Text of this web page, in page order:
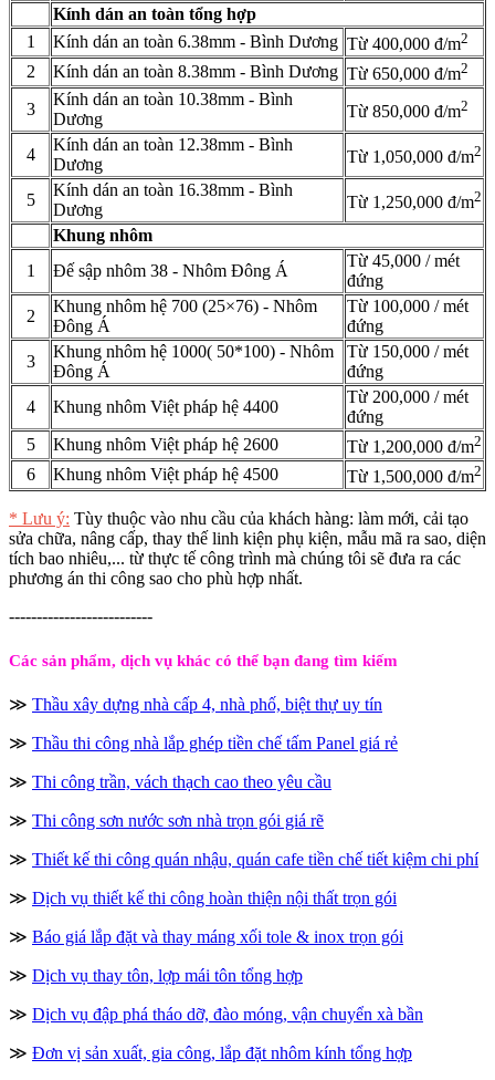
Kính dán an toàn tổng hợp
1
Kính dán an toàn 6.38mm - Bình Dương Từ 400,000 đ/m2
2 Kính dán an toàn 8.38mm - Bình Dương Từ 650,000 đ/m2
3
Kính dán an toàn 10.38mm - Bình
Dương
Từ 850,000 đ/m2
4
Kính dán an toàn 12.38mm - Bình
Dương
Từ 1,050,000 đ/m2
5
Kính dán an toàn 16.38mm - Bình
Dương
Từ 1,250,000 đ/m2
Khung nhôm
1
Đế sập nhôm 38 - Nhôm Đông Á
Từ 45,000 / mét
đứng
2
Khung nhôm hệ 700 (25×76) - Nhôm
Đông Á
Từ 100,000 / mét
đứng
3
Khung nhôm hệ 1000( 50*100) - Nhôm
Đông Á
Từ 150,000 / mét
đứng
4
Khung nhôm Việt pháp hệ 4400
Từ 200,000 / mét
đứng
5
Khung nhôm Việt pháp hệ 2600 Từ 1,200,000 đ/m2
6 Khung nhôm Việt pháp hệ 4500 Từ 1,500,000 đ/m2
* Lưu ý: Tùy thuộc vào nhu cầu của khách hàng: làm mới, cải tạo
sửa chữa, nâng cấp, thay thế linh kiện phụ kiện, mẫu mã ra sao, diện
tích bao nhiêu,... từ thực tế công trình mà chúng tôi sẽ đưa ra các
phương án thi công sao cho phù hợp nhất.
--------------------------
Các sản phẩm, dịch vụ khác có thể bạn đang tìm kiếm
≫ Thầu xây dựng nhà cấp 4, nhà phố, biệt thự uy tín
≫ Thầu thi công nhà lắp ghép tiền chế tấm Panel giá rẻ
≫ Thi công trần, vách thạch cao theo yêu cầu
≫ Thi công sơn nước sơn nhà trọn gói giá rẽ
≫ Thiết kế thi công quán nhậu, quán cafe tiền chế tiết kiệm chi phí
≫ Dịch vụ thiết kế thi công hoàn thiện nội thất trọn gói
≫ Báo giá lắp đặt và thay máng xối tole & inox trọn gói
≫ Dịch vụ thay tôn, lợp mái tôn tổng hợp
≫ Dịch vụ đập phá tháo dỡ, đào móng, vận chuyển xà bần
≫ Đơn vị sản xuất, gia công, lắp đặt nhôm kính tổng hợp